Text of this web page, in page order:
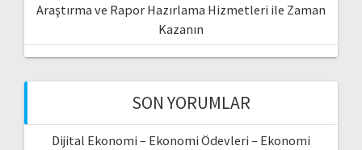
Araştırma ve Rapor Hazırlama Hizmetleri ile Zaman
Kazanın
SON YORUMLAR
Dijital Ekonomi – Ekonomi Ödevleri – Ekonomi